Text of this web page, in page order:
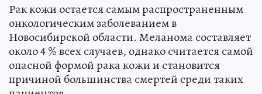
Рак кожи остается самым распространенным
онкологическим заболеванием в
Новосибирской области. Меланома составляет
около 4 % всех случаев, однако считается самой
опасной формой рака кожи и становится
причиной большинства смертей среди таких